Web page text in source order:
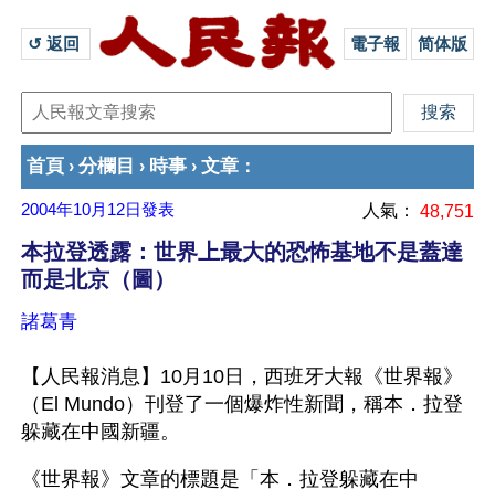
↺ 返回 電子報 简体版
首頁 › 分欄目 › 時事 › 文章 ：
2004年10月12日發表 人氣： 48,751
本拉登透露：世界上最大的恐怖基地不是蓋達
而是北京（圖）
諸葛青
【人民報消息】10月10日，西班牙大報《世界報》
（El Mundo）刊登了一個爆炸性新聞，稱本．拉登
躲藏在中國新疆。
《世界報》文章的標題是「本．拉登躲藏在中